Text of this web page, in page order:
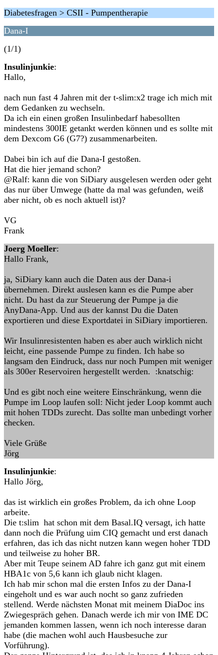
Diabetesfragen > CSII - Pumpentherapie
Dana-I
(1/1)
Insulinjunkie:
Hallo,
nach nun fast 4 Jahren mit der t-slim:x2 trage ich mich mit
dem Gedanken zu wechseln.
Da ich ein einen großen Insulinbedarf habesollten
mindestens 300IE getankt werden können und es sollte mit
dem Dexcom G6 (G7?) zusammenarbeiten.
Dabei bin ich auf die Dana-I gestoßen.
Hat die hier jemand schon?
@Ralf: kann die von SiDiary ausgelesen werden oder geht
das nur über Umwege (hatte da mal was gefunden, weiß
aber nicht, ob es noch aktuell ist)?
VG
Frank
Joerg Moeller:
Hallo Frank,
ja, SiDiary kann auch die Daten aus der Dana-i
übernehmen. Direkt auslesen kann es die Pumpe aber
nicht. Du hast da zur Steuerung der Pumpe ja die
AnyDana-App. Und aus der kannst Du die Daten
exportieren und diese Exportdatei in SiDiary importieren.
Wir Insulinresistenten haben es aber auch wirklich nicht
leicht, eine passende Pumpe zu finden. Ich habe so
langsam den Eindruck, dass nur noch Pumpen mit weniger
als 300er Reservoiren hergestellt werden. :knatschig:
Und es gibt noch eine weitere Einschränkung, wenn die
Pumpe im Loop laufen soll: Nicht jeder Loop kommt auch
mit hohen TDDs zurecht. Das sollte man unbedingt vorher
checken.
Viele Grüße
Jörg
Insulinjunkie:
Hallo Jörg,
das ist wirklich ein großes Problem, da ich ohne Loop
arbeite.
Die t:slim hat schon mit dem Basal.IQ versagt, ich hatte
dann noch die Prüfung uim CIQ gemacht und erst danach
erfahren, das ich das nicht nutzen kann wegen hoher TDD
und teilweise zu hoher BR.
Aber mit Teupe seinem AD fahre ich ganz gut mit einem
HBA1c von 5,6 kann ich glaub nicht klagen.
Ich hab mir schon mal die ersten Infos zu der Dana-I
eingeholt und es war auch nocht so ganz zufrieden
stellend. Werde nächsten Monat mit meinem DiaDoc ins
Zwiegespräch gehen. Danach werde ich mir von IME DC
jemanden kommen lassen, wenn ich noch interesse daran
habe (die machen wohl auch Hausbesuche zur
Vorführung).